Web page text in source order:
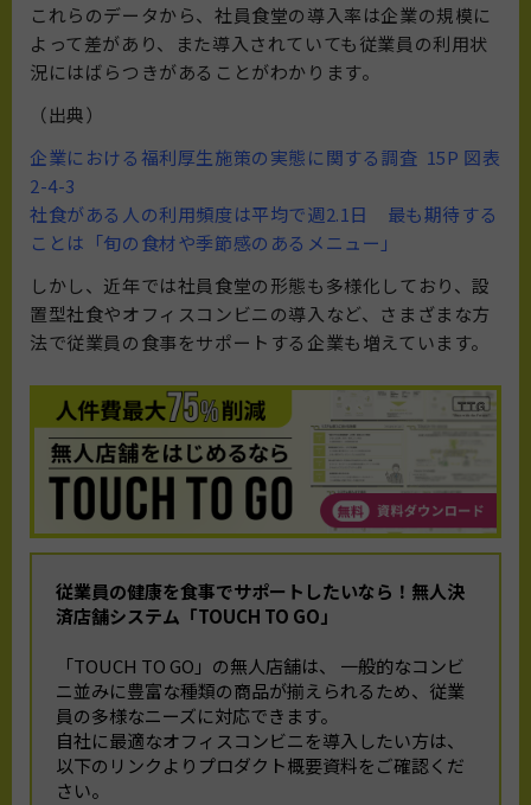
これらのデータから、社員食堂の導入率は企業の規模に
よって差があり、また導入されていても従業員の利用状
況にはばらつきがあることがわかります。
（出典）
企業における福利厚生施策の実態に関する調査 15P 図表
2-4-3
社食がある人の利用頻度は平均で週2.1日 最も期待する
ことは「旬の食材や季節感のあるメニュー」
しかし、近年では社員食堂の形態も多様化しており、設
置型社食やオフィスコンビニの導入など、さまざまな方
法で従業員の食事をサポートする企業も増えています。
従業員の健康を食事でサポートしたいなら！ 無人決
済店舗システム「TOUCH TO GO」
「TOUCH TO GO」の無人店舗は、 一般的なコンビ
ニ並みに豊富な種類の商品が揃えられるため、従業
員の多様なニーズに対応できます。
自社に最適なオフィスコンビニを導入したい方は、
以下のリンクよりプロダクト概要資料をご確認くだ
さい。